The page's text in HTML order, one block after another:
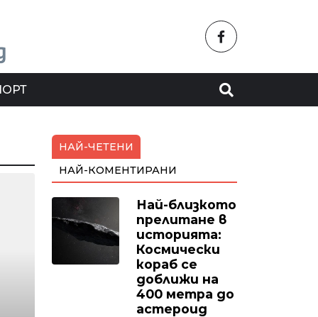
НАЙ-ЧЕТЕНИ
НАЙ-КОМЕНТИРАНИ
Най-близкото
прелитане в
историята:
Космически
кораб се
доближи на
400 метра до
астероид